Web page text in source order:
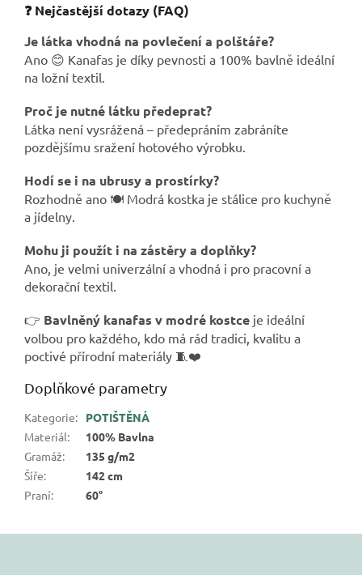
❓ Nejčastější dotazy (FAQ)
Je látka vhodná na povlečení a polštáře?
Ano 😊 Kanafas je díky pevnosti a 100% bavlně ideální
na ložní textil.
Proč je nutné látku předeprat?
Látka není vysrážená – předepráním zabráníte
pozdějšímu sražení hotového výrobku.
Hodí se i na ubrusy a prostírky?
Rozhodně ano 🍽️ Modrá kostka je stálice pro kuchyně
a jídelny.
Mohu ji použít i na zástěry a doplňky?
Ano, je velmi univerzální a vhodná i pro pracovní a
dekorační textil.
👉 Bavlněný kanafas v modré kostce je ideální
volbou pro každého, kdo má rád tradici, kvalitu a
poctivé přírodní materiály 🧵❤️
Doplňkové parametry
Kategorie:
POTIŠTĚNÁ
Materiál:
100% Bavlna
Gramáž:
135 g/m2
Šíře:
142 cm
Praní: 60°